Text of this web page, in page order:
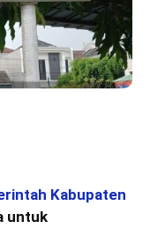
Kabupaten
untuk